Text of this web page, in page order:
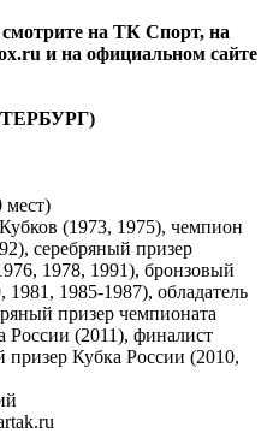
на ТК Спорт, на
и на официальном сайте
(1973, 1975), чемпион
серебряный призер
1978, 1991), бронзовый
1985-1987), обладатель
призер чемпионата
России (2011), финалист
Кубка России (2010,